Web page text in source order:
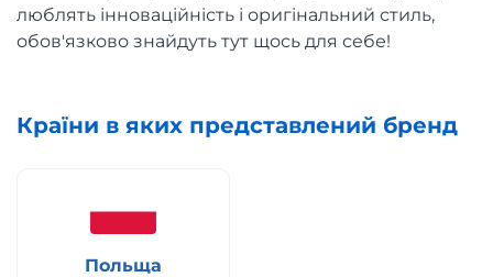
люблять інноваційність і оригінальний стиль,
обов'язково знайдуть тут щось для себе!
Країни в яких представлений бренд
Польща